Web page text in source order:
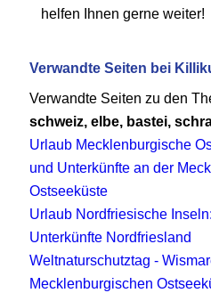
helfen Ihnen gerne weiter!
Verwandte Seiten bei
Verwandte Seiten zu den
schweiz, elbe, bastei,
Urlaub Mecklenburgische
und Unterkünfte an der
Ostseeküste
Urlaub Nordfriesische
Unterkünfte Nordfriesland
Weltnaturschutztag -
Mecklenburgischen